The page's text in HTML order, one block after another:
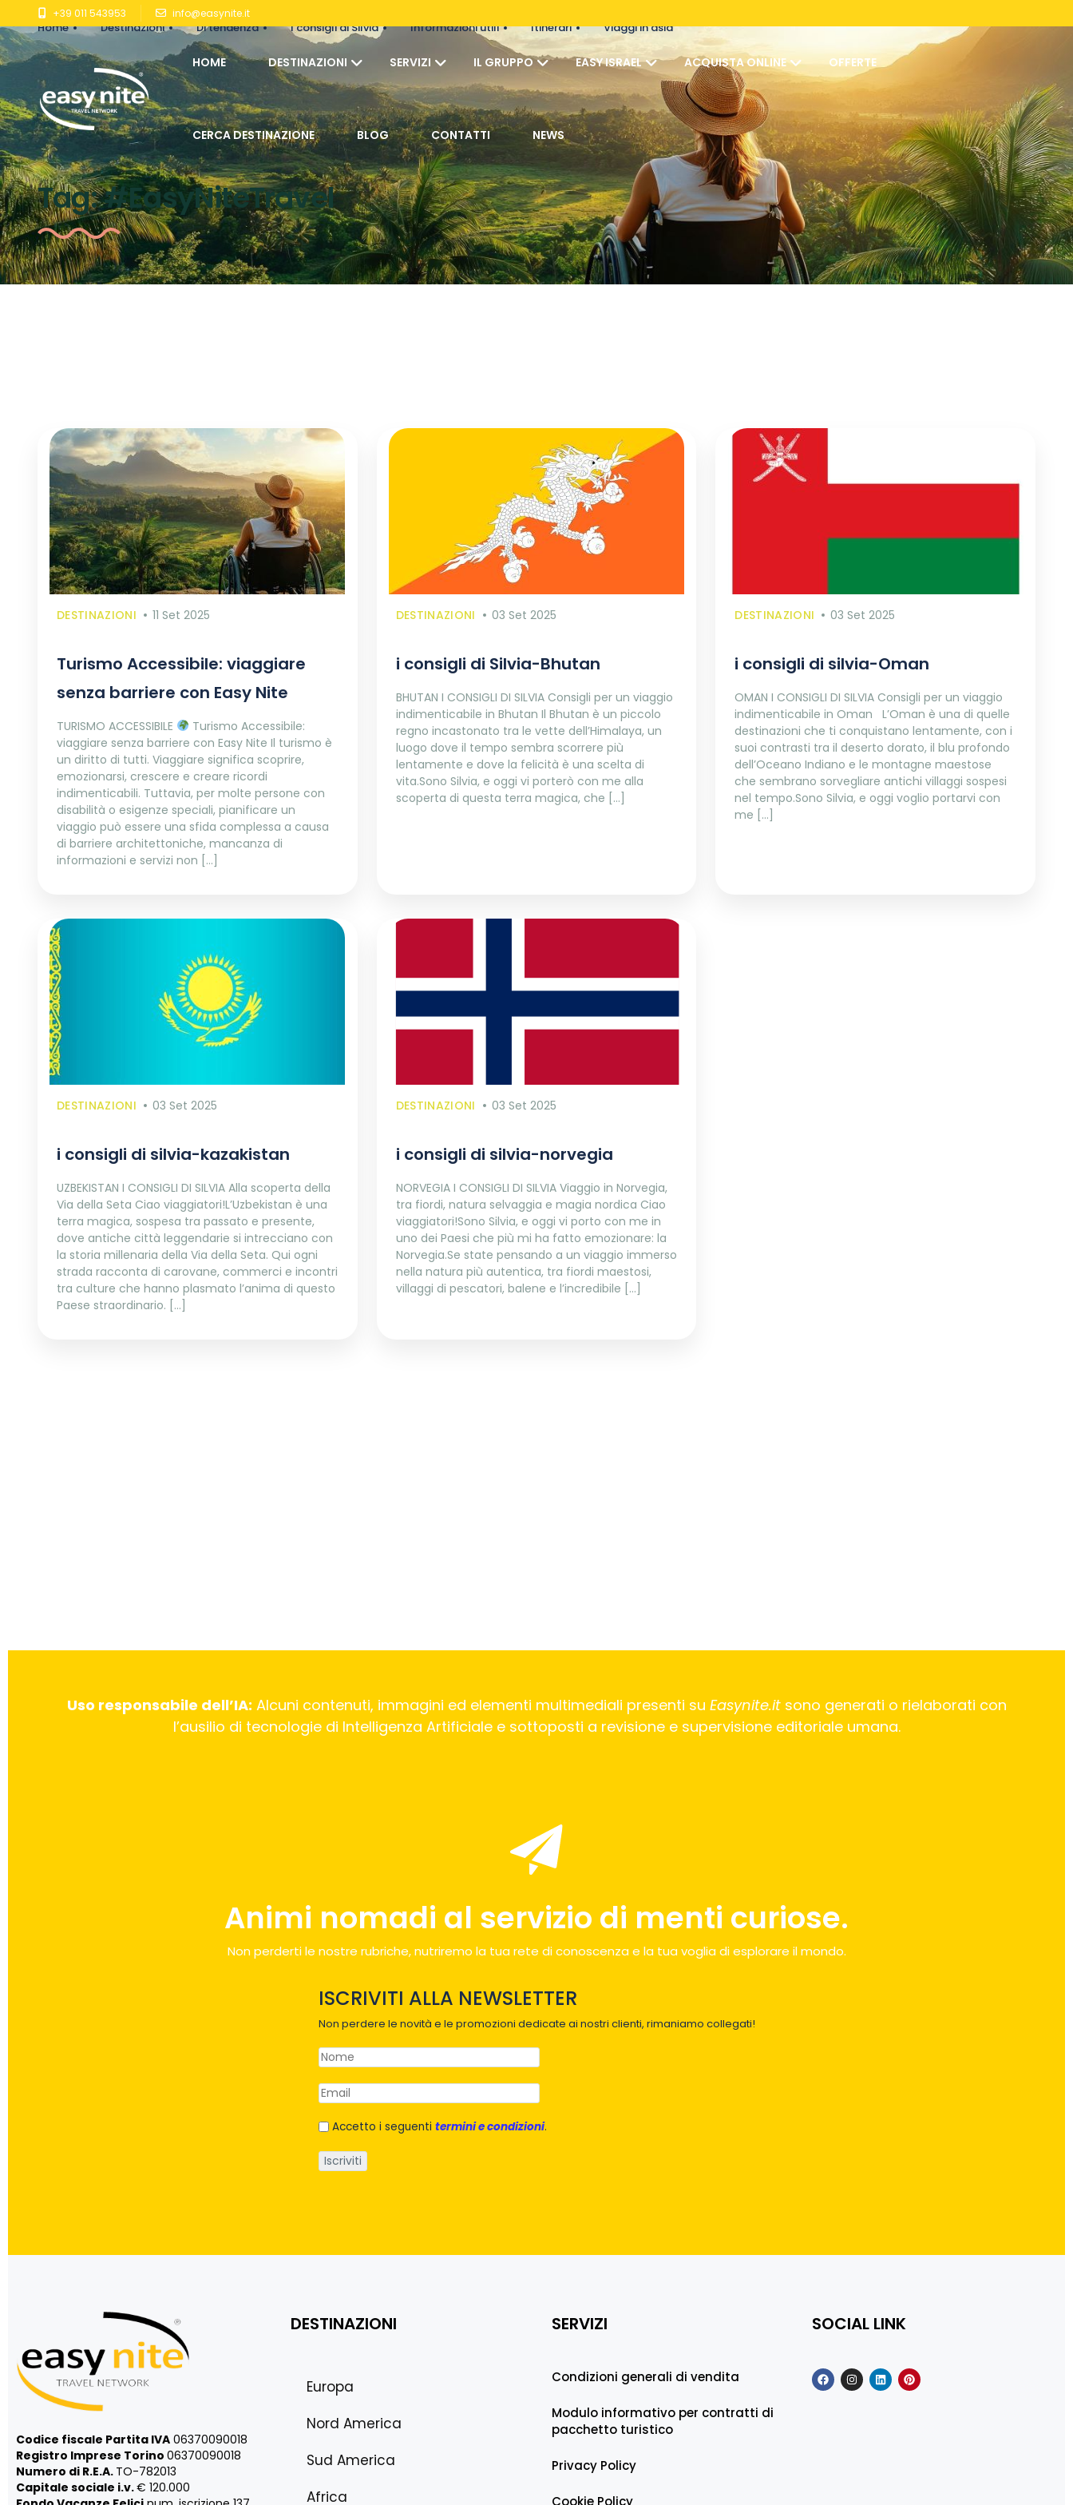
+39 011 543953 info@easynite.it
HOME DESTINAZIONI SERVIZI IL GRUPPO EASY ISRAEL ACQUISTA ONLINE OFFERTE
CERCA DESTINAZIONE BLOG CONTATTI NEWS
Tag:#EasyNiteTravel
Home Destinazioni Di tendenza I consigli di Silvia Informazioni utili Itinerari Viaggi in asia
DESTINAZIONI 11 Set 2025
Turismo Accessibile: viaggiare
senza barriere con Easy Nite
TURISMO ACCESSIBILE
Turismo Accessibile:
viaggiare senza barriere con Easy Nite Il turismo è
un diritto di tutti. Viaggiare significa scoprire,
emozionarsi, crescere e creare ricordi
indimenticabili. Tuttavia, per molte persone con
disabilità o esigenze speciali, pianificare un
viaggio può essere una sfida complessa a causa
di barriere architettoniche, mancanza di
informazioni e servizi non […]
DESTINAZIONI 03 Set 2025
i consigli di Silvia-Bhutan
BHUTAN I CONSIGLI DI SILVIA Consigli per un viaggio
indimenticabile in Bhutan Il Bhutan è un piccolo
regno incastonato tra le vette dell’Himalaya, un
luogo dove il tempo sembra scorrere più
lentamente e dove la felicità è una scelta di
vita.Sono Silvia, e oggi vi porterò con me alla
scoperta di questa terra magica, che […]
DESTINAZIONI 03 Set 2025
i consigli di silvia-Oman
OMAN I CONSIGLI DI SILVIA Consigli per un viaggio
indimenticabile in Oman L’Oman è una di quelle
destinazioni che ti conquistano lentamente, con i
suoi contrasti tra il deserto dorato, il blu profondo
dell’Oceano Indiano e le montagne maestose
che sembrano sorvegliare antichi villaggi sospesi
nel tempo.Sono Silvia, e oggi voglio portarvi con
me […]
DESTINAZIONI 03 Set 2025
i consigli di silvia-kazakistan
UZBEKISTAN I CONSIGLI DI SILVIA Alla scoperta della
Via della Seta Ciao viaggiatori!L’Uzbekistan è una
terra magica, sospesa tra passato e presente,
dove antiche città leggendarie si intrecciano con
la storia millenaria della Via della Seta. Qui ogni
strada racconta di carovane, commerci e incontri
tra culture che hanno plasmato l’anima di questo
Paese straordinario. […]
DESTINAZIONI 03 Set 2025
i consigli di silvia-norvegia
NORVEGIA I CONSIGLI DI SILVIA Viaggio in Norvegia,
tra fiordi, natura selvaggia e magia nordica Ciao
viaggiatori!Sono Silvia, e oggi vi porto con me in
uno dei Paesi che più mi ha fatto emozionare: la
Norvegia.Se state pensando a un viaggio immerso
nella natura più autentica, tra fiordi maestosi,
villaggi di pescatori, balene e l’incredibile […]
Uso responsabile dell’IA: Alcuni contenuti, immagini ed elementi multimediali presenti su Easynite.itsono generati o rielaborati con
l’ausilio di tecnologie di Intelligenza Artificiale e sottoposti a revisione e supervisione editoriale umana.
Animi nomadi al servizio di menti curiose.
Non perderti le nostre rubriche, nutriremo la tua rete di conoscenza e la tua voglia di esplorare il mondo.
ISCRIVITI ALLA NEWSLETTER
Non perdere le novità e le promozioni dedicate ai nostri clienti, rimaniamo collegati!
Accetto i seguenti termini e condizioni.
Codice fiscale Partita IVA 06370090018
Registro Imprese Torino 06370090018
Numero di R.E.A. TO-782013
Capitale sociale i.v.€ 120.000
DESTINAZIONI
Europa
Nord America
Sud America
Africa
SERVIZI
Condizioni generali di vendita
Modulo informativo per contratti di
pacchetto turistico
Privacy Policy
Cookie Policy
SOCIAL LINK